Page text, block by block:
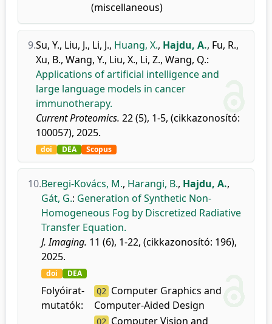
(miscellaneous)
9.Su, Y., Liu, J., Li, J., Huang, X., Hajdu, A., Fu, R.,
Xu, B., Wang, Y., Liu, X., Li, Z., Wang, Q.:
Applications of artificial intelligence and
large language models in cancer
immunotherapy.
Current Proteomics. 22 (5), 1-5, (cikkazonosító:
100057), 2025.
doi DEA Scopus
10.Beregi-Kovács, M., Harangi, B., Hajdu, A.,
Gát, G.: Generation of Synthetic Non-
Homogeneous Fog by Discretized Radiative
Transfer Equation.
J. Imaging. 11 (6), 1-22, (cikkazonosító: 196),
2025.
doi DEA
Folyóirat-
mutatók:
Q2
Computer Graphics and
Computer-Aided Design
Q2
Computer Vision and